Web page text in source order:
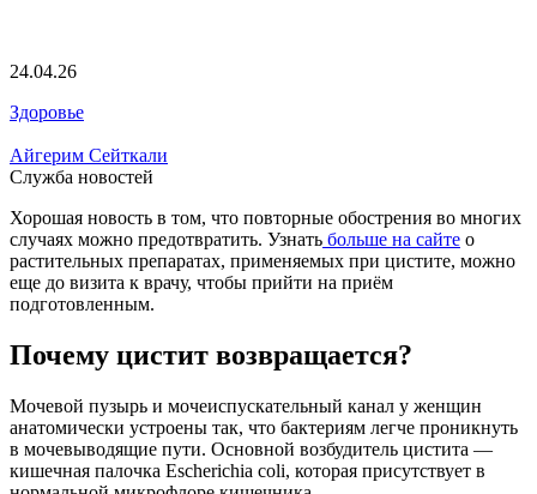
24.04.26
Здоровье
Айгерим Сейткали
Служба новостей
Хорошая новость в том, что повторные обострения во многих
случаях можно предотвратить. Узнать больше на сайте о
растительных препаратах, применяемых при цистите, можно
еще до визита к врачу, чтобы прийти на приём
подготовленным.
Почему цистит возвращается?
Мочевой пузырь и мочеиспускательный канал у женщин
анатомически устроены так, что бактериям легче проникнуть
в мочевыводящие пути. Основной возбудитель цистита —
кишечная палочка Escherichia coli, которая присутствует в